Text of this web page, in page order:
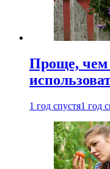
Проще, чем
1 год спустя1 год